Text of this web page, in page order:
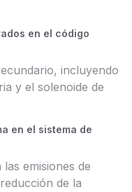
en el código
incluyendo
y el solenoide de
en el sistema de
emisiones de
de la